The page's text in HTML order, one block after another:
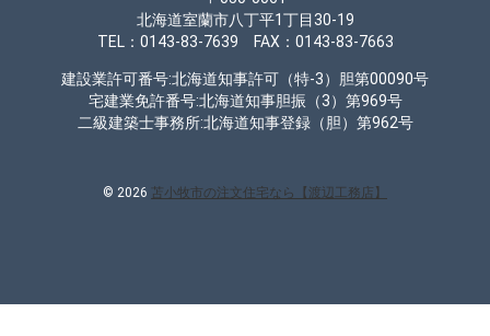
北海道室蘭市八丁平1丁目30-19
TEL：0143-83-7639 FAX：0143-83-7663
建設業許可番号:北海道知事許可（特-3）胆第00090号
宅建業免許番号:北海道知事胆振（3）第969号
二級建築士事務所:北海道知事登録（胆）第962号
© 2026 苫小牧市の注文住宅なら【渡辺工務店】